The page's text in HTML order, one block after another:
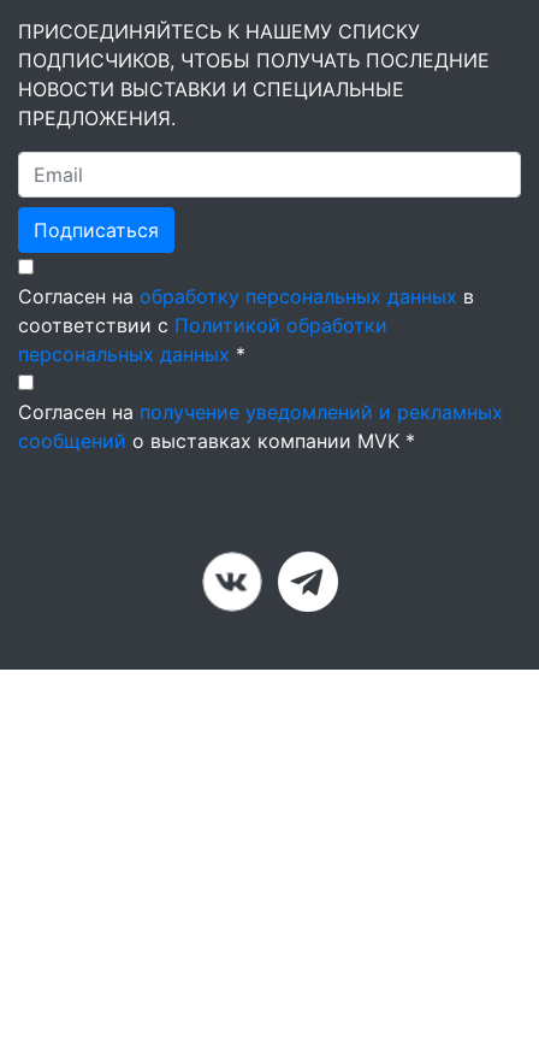
ПРИСОЕДИНЯЙТЕСЬ К НАШЕМУ СПИСКУ
ПОДПИСЧИКОВ, ЧТОБЫ ПОЛУЧАТЬ ПОСЛЕДНИЕ
НОВОСТИ ВЫСТАВКИ И СПЕЦИАЛЬНЫЕ
ПРЕДЛОЖЕНИЯ.
Подписаться
Согласен на обработку персональных данных в
соответствии с Политикой обработки
персональных данных *
Согласен на получение уведомлений и рекламных
сообщений о выставках компании MVK *